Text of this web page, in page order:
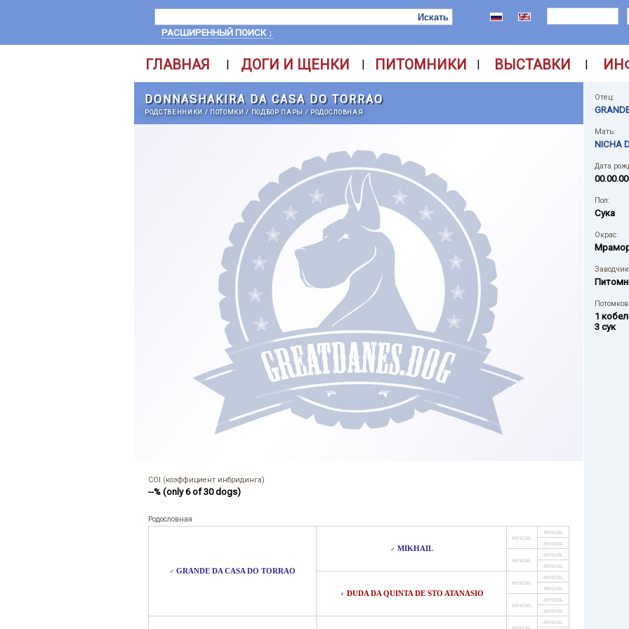
РАСШИРЕННЫЙ ПОИСК ↓
ГЛАВНАЯ | ДОГИ И ЩЕНКИ | ПИТОМНИКИ | ВЫСТАВКИ |
DONNASHAKIRA DA CASA DO TORRAO
РОДСТВЕННИКИ / ПОТОМКИ/ ПОДБОР ПАРЫ / РОДОСЛОВНАЯ
COI (коэффициент инбридинга)
--% (only 6 of 30 dogs)
Родословная
♂ GRANDE DA CASA DO TORRAO
♂ MIKHAIL
неизв.
неизв.
неизв.
неизв.
неизв.
неизв.
♀ DUDA DA QUINTA DE STO ATANASIO
неизв.
неизв.
неизв.
неизв.
неизв.
неизв.
неизв.
неизв.
Отец:
Мать:
NICHA
Дата
Пол:
Сука
Окрас:
1
3 сук